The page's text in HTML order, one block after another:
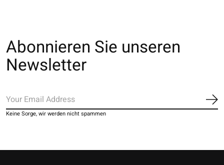
Abonnieren Sie unseren
Newsletter
Keine Sorge, wir werden nicht spammen